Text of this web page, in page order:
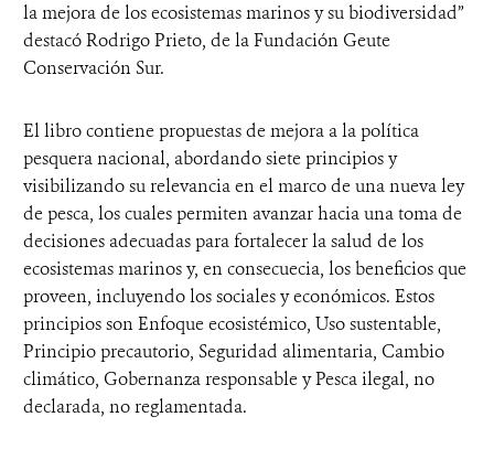
la mejora de los ecosistemas marinos y su biodiversidad”
destacó Rodrigo Prieto, de la Fundación Geute
Conservación Sur.
El libro contiene propuestas de mejora a la política
pesquera nacional, abordando siete principios y
visibilizando su relevancia en el marco de una nueva ley
de pesca, los cuales permiten avanzar hacia una toma de
decisiones adecuadas para fortalecer la salud de los
ecosistemas marinos y, en consecuecia, los beneficios que
proveen, incluyendo los sociales y económicos. Estos
principios son Enfoque ecosistémico, Uso sustentable,
Principio precautorio, Seguridad alimentaria, Cambio
climático, Gobernanza responsable y Pesca ilegal, no
declarada, no reglamentada.